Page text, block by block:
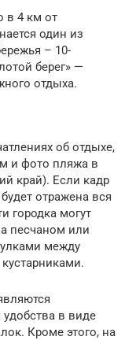
в 4 км от
один из
– 10-
берег» —
отдыха.
об отдыхе,
и фото пляжа в
край). Если кадр
отражена вся
городка могут
песчаном или
между
в виде
Кроме этого, на